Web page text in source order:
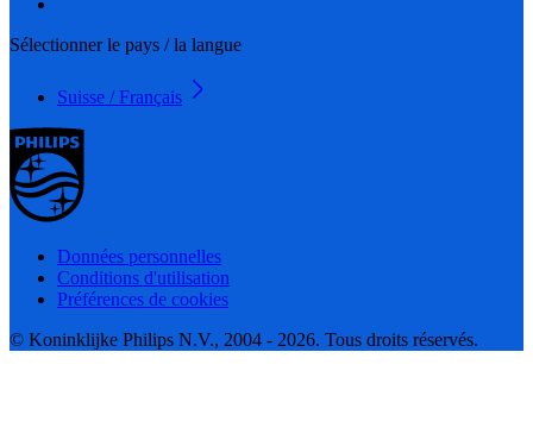
Sélectionner le pays / la langue
Suisse / Français
Données personnelles
Conditions d'utilisation
Préférences de cookies
© Koninklijke Philips N.V., 2004 - 2026. Tous droits réservés.